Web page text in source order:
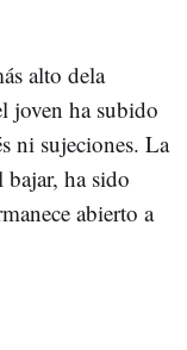
alto dela
joven ha subido
ni sujeciones. La
ha sido
abierto a